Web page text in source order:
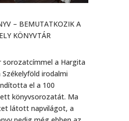
– BEMUTATKOZIK A
KÖNYVTÁR
sorozatcímmel a Hargita
irodalmi
el a 100
könyvsorozatát. Ma
látott napvilágot, a